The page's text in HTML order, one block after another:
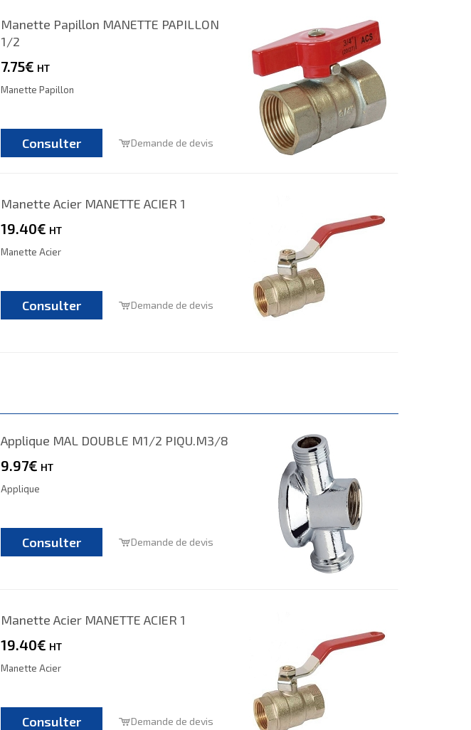
Manette Papillon MANETTE PAPILLON
1/2
7.75€ HT
Manette Papillon
Consulter Demande de devis
Manette Acier MANETTE ACIER 1
19.40€ HT
Manette Acier
Consulter Demande de devis
Applique MAL DOUBLE M1/2 PIQU.M3/8
9.97€ HT
Applique
Consulter Demande de devis
Manette Acier MANETTE ACIER 1
19.40€ HT
Manette Acier
Consulter Demande de devis